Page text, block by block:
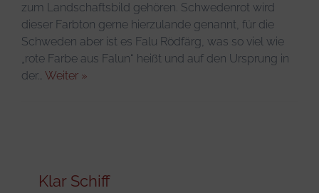
zum Landschaftsbild gehören. Schwedenrot wird
dieser Farbton gerne hierzulande genannt, für die
Schweden aber ist es Falu Rödfärg, was so viel wie
„rote Farbe aus Falun“ heißt und auf den Ursprung in
der… Weiter »
Klar Schiff